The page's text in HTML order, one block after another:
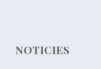
NOTICIES